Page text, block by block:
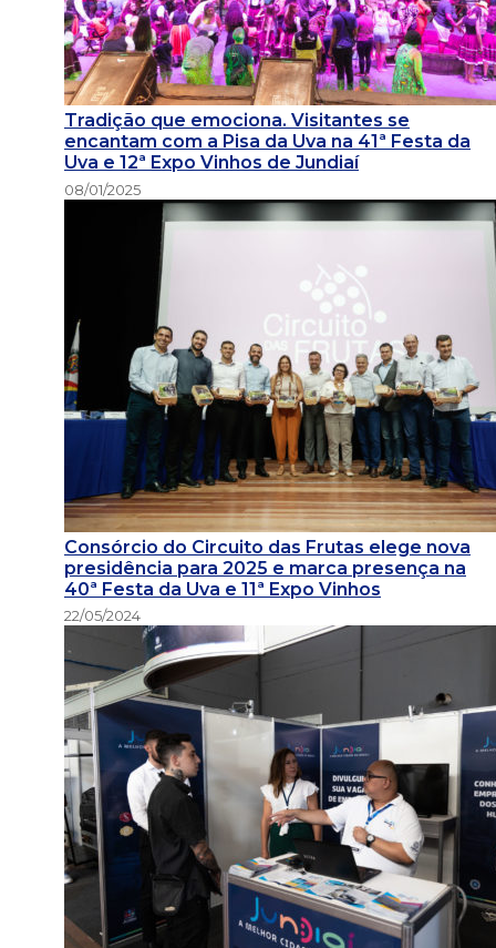
Tradição que emociona. Visitantes se
encantam com a Pisa da Uva na 41ª Festa da
Uva e 12ª Expo Vinhos de Jundiaí
08/01/2025
Consórcio do Circuito das Frutas elege nova
presidência para 2025 e marca presença na
40ª Festa da Uva e 11ª Expo Vinhos
22/05/2024